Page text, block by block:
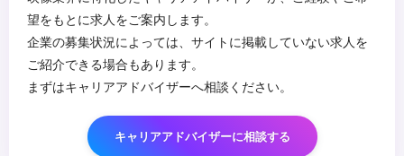
望をもとに求人をご案内します。
企業の募集状況によっては、サイトに掲載していない求人を
ご紹介できる場合もあります。
まずはキャリアアドバイザーへ相談ください。
キャリアアドバイザーに相談する